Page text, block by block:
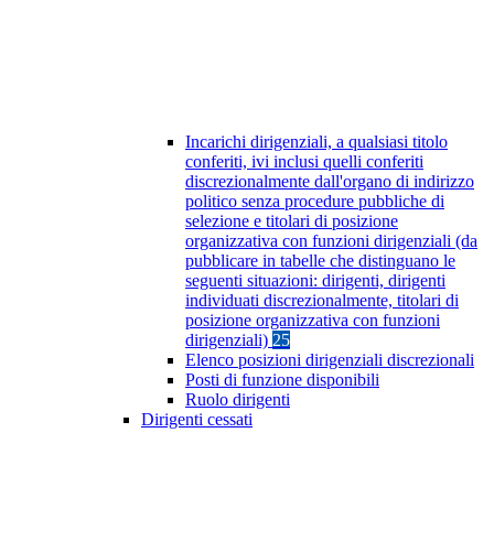
Incarichi dirigenziali, a qualsiasi titolo
conferiti, ivi inclusi quelli conferiti
discrezionalmente dall'organo di indirizzo
politico senza procedure pubbliche di
selezione e titolari di posizione
organizzativa con funzioni dirigenziali (da
pubblicare in tabelle che distinguano le
seguenti situazioni: dirigenti, dirigenti
individuati discrezionalmente, titolari di
posizione organizzativa con funzioni
dirigenziali) 25
Elenco posizioni dirigenziali discrezionali
Posti di funzione disponibili
Ruolo dirigenti
Dirigenti cessati